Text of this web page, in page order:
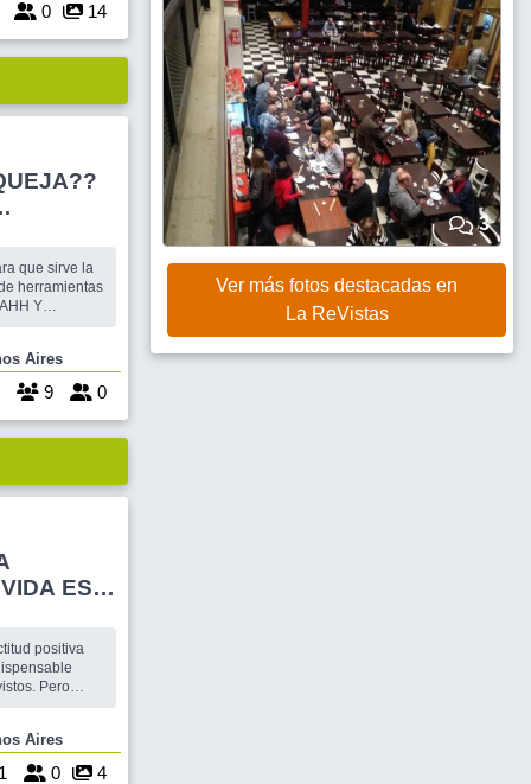
0 14
que sirve la
herramientas
Actividad +
PARA QUE
Aires
9 0
ES
positiva
Pero
es lógico
no tan
Aires
0 4
3
Ver más fotos destacadas en
La ReVistas